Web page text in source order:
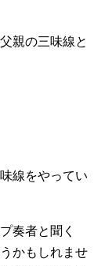
親の三味線と
線をやってい
奏者と聞く
かもしれませ